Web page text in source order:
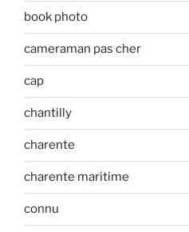
book photo
cameraman pas cher
cap
chantilly
charente
charente maritime
connu